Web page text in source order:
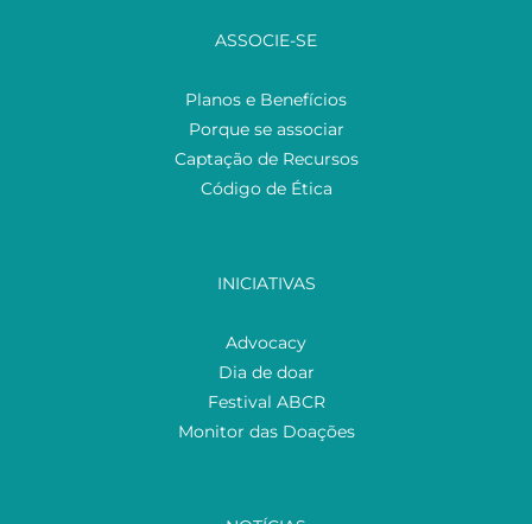
ASSOCIE-SE
Planos e Benefícios
Porque se associar
Captação de Recursos
Código de Ética
INICIATIVAS
Advocacy
Dia de doar
Festival ABCR
Monitor das Doações